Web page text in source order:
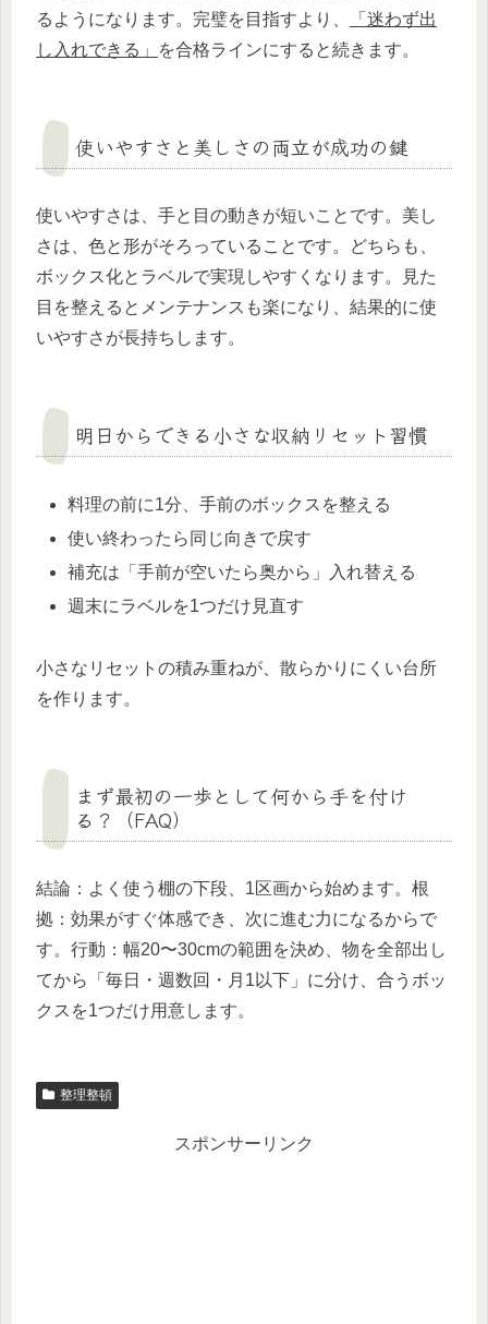
るようになります。完璧を目指すより、
「迷わず出
し入れできる」
を合格ラインにすると続きます。
使いやすさと美しさの両立が成功の鍵
使いやすさは、手と目の動きが短いことです。美し
さは、色と形がそろっていることです。どちらも、
ボックス化とラベルで実現しやすくなります。見た
目を整えるとメンテナンスも楽になり、結果的に使
いやすさが長持ちします。
明日からできる小さな収納リセット習慣
料理の前に1分、手前のボックスを整える
使い終わったら同じ向きで戻す
補充は「手前が空いたら奥から」入れ替える
週末にラベルを1つだけ見直す
小さなリセットの積み重ねが、散らかりにくい台所
を作ります。
まず最初の一歩として何から手を付け
る？（FAQ）
結論：よく使う棚の下段、1区画から始めます。根
拠：効果がすぐ体感でき、次に進む力になるからで
す。行動：幅20〜30cmの範囲を決め、物を全部出し
てから「毎日・週数回・月1以下」に分け、合うボッ
クスを1つだけ用意します。
整理整頓
スポンサーリンク